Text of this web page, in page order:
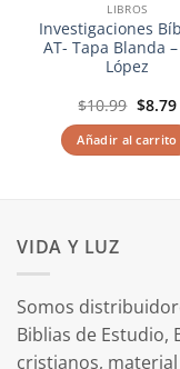
LIBROS
Investigaciones
AT- Tapa Blanda
López
$10.99 El
era:
$8.79El
Añadir al carrito
VIDA Y LUZ
Somos
Biblias de Estudio,
cristianos,